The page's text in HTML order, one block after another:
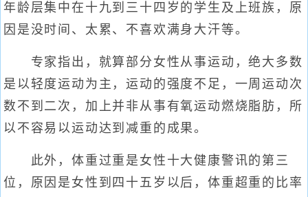
年龄层集中在十九到三十四岁的学生及上班族，原
因是没时间、太累、不喜欢满身大汗等。
专家指出，就算部分女性从事运动，绝大多数
是以轻度运动为主，运动的强度不足，一周运动次
数不到二次，加上并非从事有氧运动燃烧脂肪，所
以不容易以运动达到减重的成果。
此外，体重过重是女性十大健康警讯的第三
位，原因是女性到四十五岁以后，体重超重的比率